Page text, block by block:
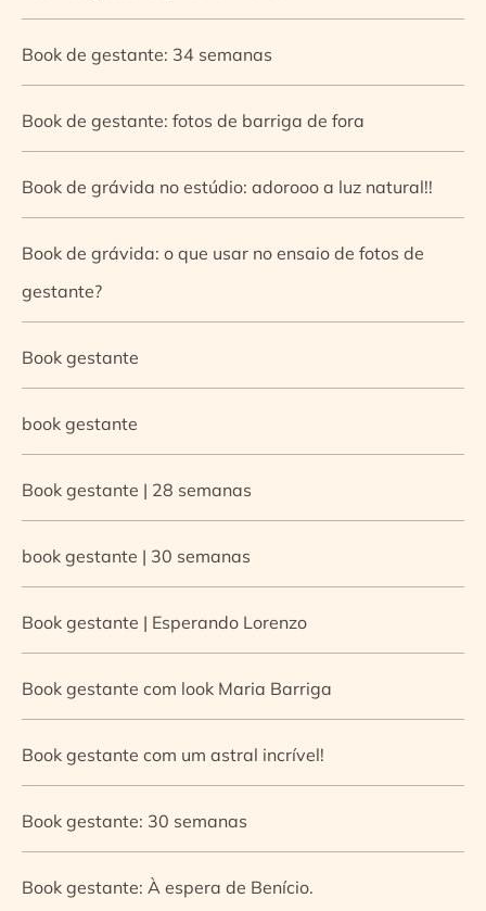
Book de gestante: 34 semanas
Book de gestante: fotos de barriga de fora
Book de grávida no estúdio: adorooo a luz natural!!
Book de grávida: o que usar no ensaio de fotos de
gestante?
Book gestante
book gestante
Book gestante | 28 semanas
book gestante | 30 semanas
Book gestante | Esperando Lorenzo
Book gestante com look Maria Barriga
Book gestante com um astral incrível!
Book gestante: 30 semanas
Book gestante: À espera de Benício.